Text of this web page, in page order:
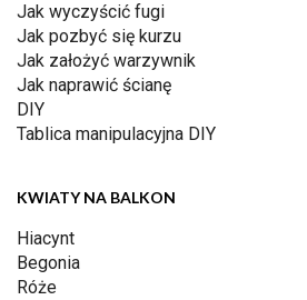
Jak wyczyścić fugi
Jak pozbyć się kurzu
Jak założyć warzywnik
Jak naprawić ścianę
DIY
Tablica manipulacyjna DIY
KWIATY NA BALKON
Hiacynt
Begonia
Róże